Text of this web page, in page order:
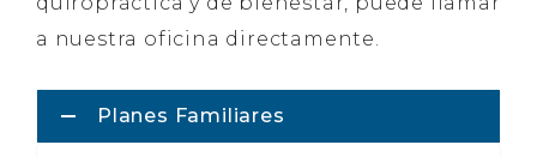
a nuestra oficina directamente.
Planes Familiares